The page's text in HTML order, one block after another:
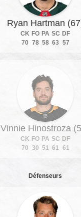
Ryan Hartman
CK FO PA SC DF
70 78 58 63 57
Vinnie Hinostroza
CK FO PA SC DF
70 30 51 61 61
Défenseurs